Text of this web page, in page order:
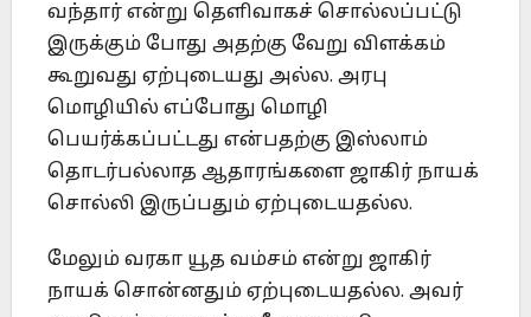
வந்தார் என்று தெளிவாகச் சொல்லப்பட்டு
இருக்கும் போது அதற்கு வேறு விளக்கம்
கூறுவது ஏற்புடையது அல்ல. அரபு
மொழியில் எப்போது மொழி
பெயர்க்கப்பட்டது என்பதற்கு இஸ்லாம்
தொடர்பல்லாத ஆதாரங்களை ஜாகிர் நாயக்
சொல்லி இருப்பதும் ஏற்புடையதல்ல.
மேலும் வரகா யூத வம்சம் என்று ஜாகிர்
நாயக் சொன்னதும் ஏற்புடையதல்ல. அவர்